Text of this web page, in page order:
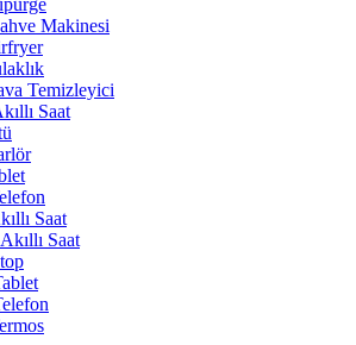
Makinesi
Temizleyici
Saat
Saat
Saat